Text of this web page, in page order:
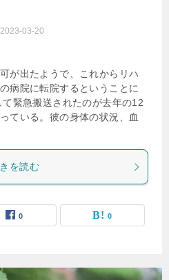
2023-03-20
が出たようで、これからリハ
病院に転院するということに
緊急搬送されたのが去年の12
ている。彼の身体の状況、血
を読む
0 0